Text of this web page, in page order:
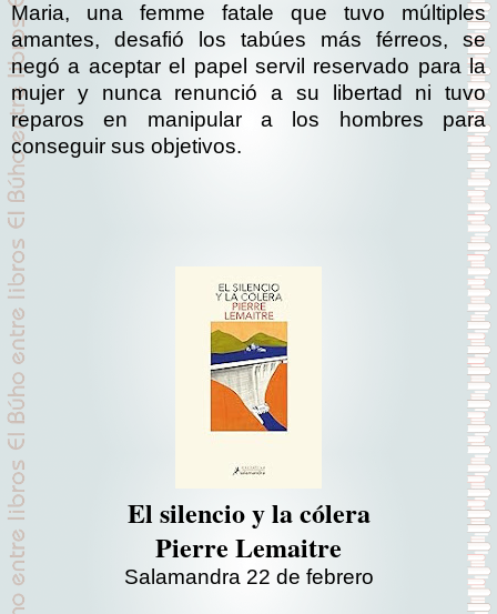
Maria, una femme fatale que tuvo múltiples
amantes, desafió los tabúes más férreos, se
negó a aceptar el papel servil reservado para la
mujer y nunca renunció a su libertad ni tuvo
reparos en manipular a los hombres para
conseguir sus objetivos.
El silencio y la cólera
Pierre Lemaitre
Salamandra 22 de febrero